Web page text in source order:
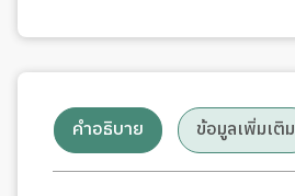
คำอธิบาย ข้อมูลเพิ่มเติม